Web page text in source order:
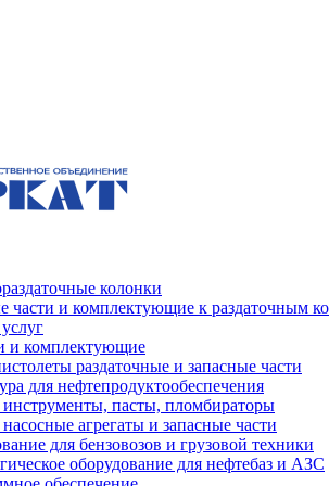
колонки
части и комплектующие к раздаточным
и комплектующие
раздаточные и запасные части
для нефтепродуктообеспечения
пасты, пломбираторы
агрегаты и запасные части
для бензовозов и грузовой техники
оборудование для нефтебаз и АЗС